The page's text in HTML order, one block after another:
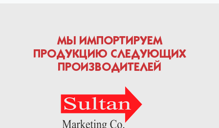
МЫ ИМПОРТИРУЕМ
ПРОДУКЦИЮ СЛЕДУЮЩИХ
ПРОИЗВОДИТЕЛЕЙ